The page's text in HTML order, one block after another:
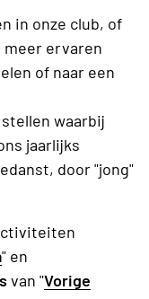
in onze club, of
meer ervaren
of naar een
waarbij
jaarlijks
door "jong"
" en
van "Vorige